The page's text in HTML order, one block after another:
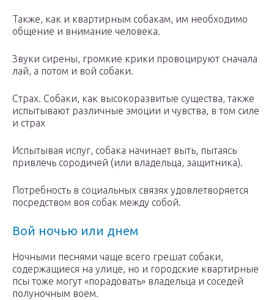
Также, как и квартирным собакам, им необходимо
общение и внимание человека.
Звуки сирены, громкие крики провоцируют сначала
лай, а потом и вой собаки.
Страх. Собаки, как высокоразвитые существа, также
испытывают различные эмоции и чувства, в том силе
и страх
Испытывая испуг, собака начинает выть, пытаясь
привлечь сородичей (или владельца, защитника).
Потребность в социальных связях удовлетворяется
посредством воя собак между собой.
Вой ночью или днем
Ночными песнями чаще всего грешат собаки,
содержащиеся на улице, но и городские квартирные
псы тоже могут «порадовать» владельца и соседей
полуночным воем.